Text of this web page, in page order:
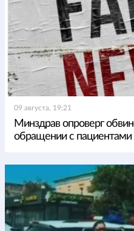
09 августа, 19:21
Минздрав опроверг
обращении с